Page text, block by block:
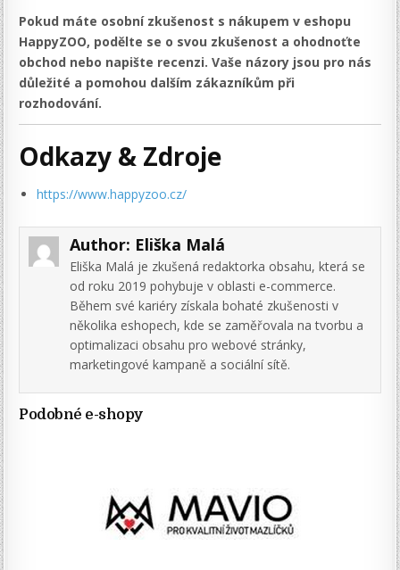
Pokud máte osobní zkušenost s nákupem v eshopu
HappyZOO, podělte se o svou zkušenost a ohodnoťte
obchod nebo napište recenzi. Vaše názory jsou pro nás
důležité a pomohou dalším zákazníkům při
rozhodování.
Odkazy & Zdroje
https://www.happyzoo.cz/
Author: Eliška Malá
Eliška Malá je zkušená redaktorka obsahu, která se
od roku 2019 pohybuje v oblasti e-commerce.
Během své kariéry získala bohaté zkušenosti v
několika eshopech, kde se zaměřovala na tvorbu a
optimalizaci obsahu pro webové stránky,
marketingové kampaně a sociální sítě.
Podobné e-shopy